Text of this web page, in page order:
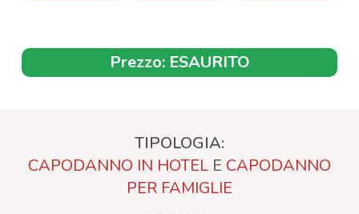
Prezzo: ESAURITO
TIPOLOGIA:
CAPODANNO IN HOTEL E CAPODANNO
PER FAMIGLIE